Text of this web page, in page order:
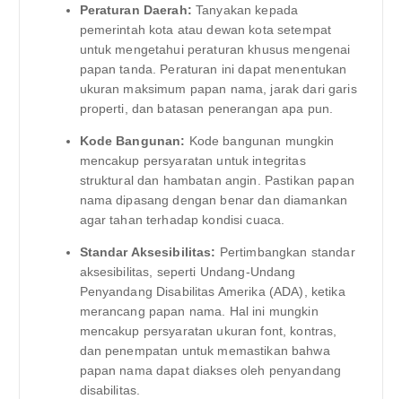
Peraturan Daerah: Tanyakan kepada
pemerintah kota atau dewan kota setempat
untuk mengetahui peraturan khusus mengenai
papan tanda. Peraturan ini dapat menentukan
ukuran maksimum papan nama, jarak dari garis
properti, dan batasan penerangan apa pun.
Kode Bangunan: Kode bangunan mungkin
mencakup persyaratan untuk integritas
struktural dan hambatan angin. Pastikan papan
nama dipasang dengan benar dan diamankan
agar tahan terhadap kondisi cuaca.
Standar Aksesibilitas: Pertimbangkan standar
aksesibilitas, seperti Undang-Undang
Penyandang Disabilitas Amerika (ADA), ketika
merancang papan nama. Hal ini mungkin
mencakup persyaratan ukuran font, kontras,
dan penempatan untuk memastikan bahwa
papan nama dapat diakses oleh penyandang
disabilitas.